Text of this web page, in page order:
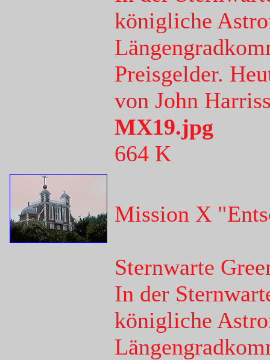
königliche
Preisgelder.
von John
MX19.jpg
664 K
Mission X
Sternwarte
In der
königliche